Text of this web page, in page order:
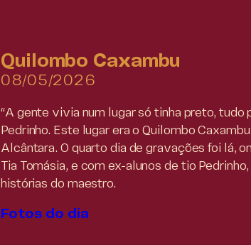
Quilombo Caxambu
08/05/2026
“A gente vivia num lugar só tinha preto, tudo
Pedrinho. Este lugar era o Quilombo
Alcântara. O quarto dia de gravações foi lá,
Tia Tomásia, e com ex-alunos de tio
histórias do maestro.
Fotos do dia